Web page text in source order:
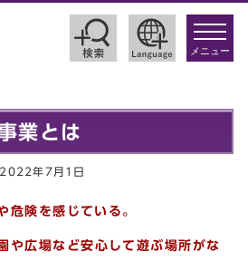
toggle
メニュー
業とは
2022年7月1日
危険を感じている。
や広場など安心して遊ぶ場所がな